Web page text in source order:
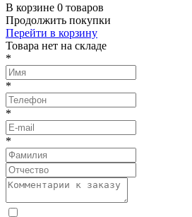
В корзине 0 товаров
Продолжить покупки
Перейти в корзину
Товарa нет на складе
*
*
*
*